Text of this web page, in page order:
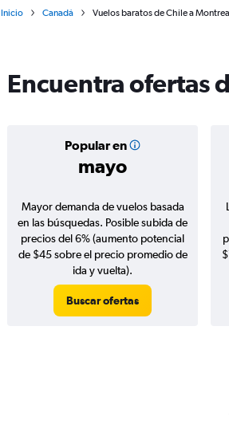
Inicio Canadá Vuelos baratos de Chile a
Encuentra ofertas
Popular en
mayo
Mayor demanda de vuelos basada
en las búsquedas. Posible subida de
precios del 6% (aumento potencial
de $45 sobre el precio promedio de
ida y vuelta).
Buscar ofertas